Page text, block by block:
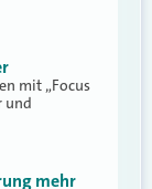
mit „Focus
und
mehr